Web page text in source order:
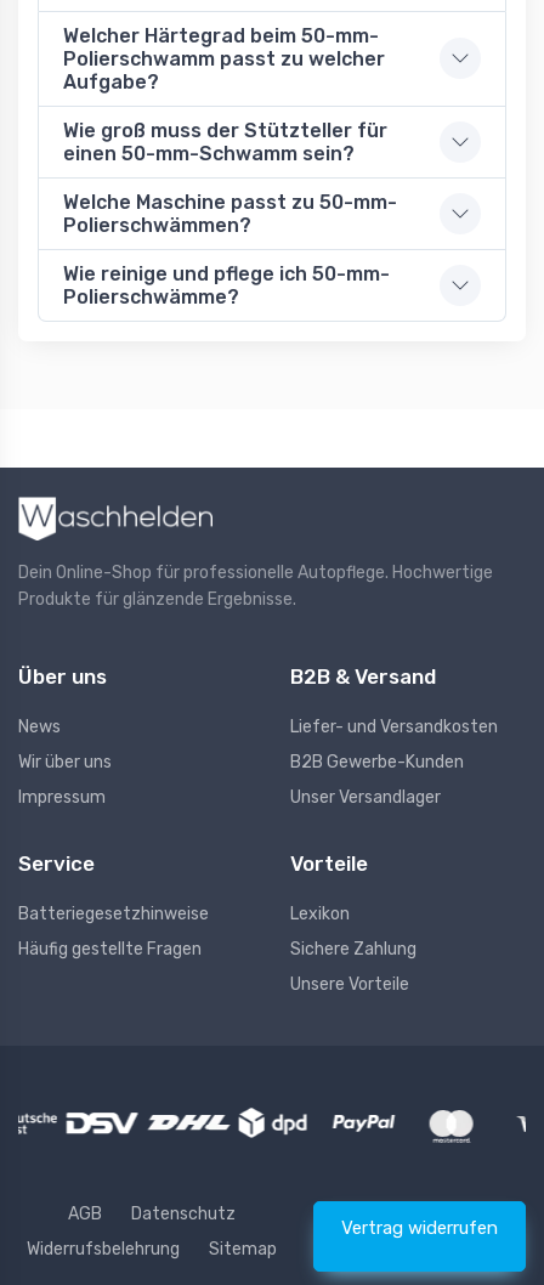
Welcher Härtegrad beim 50-mm-
Polierschwamm passt zu welcher
Aufgabe?
Wie groß muss der Stützteller für
einen 50-mm-Schwamm sein?
Welche Maschine passt zu 50-mm-
Polierschwämmen?
Wie reinige und pflege ich 50-mm-
Polierschwämme?
Dein Online-Shop für professionelle Autopflege. Hochwertige
Produkte für glänzende Ergebnisse.
Über uns
News
Wir über uns
Impressum
B2B & Versand
Liefer- und Versandkosten
B2B Gewerbe-Kunden
Unser Versandlager
Service
Batteriegesetzhinweise
Häufig gestellte Fragen
Vorteile
Lexikon
Sichere Zahlung
Unsere Vorteile
AGB
Datenschutz
Widerrufsbelehrung
Sitemap
Vertrag widerrufen